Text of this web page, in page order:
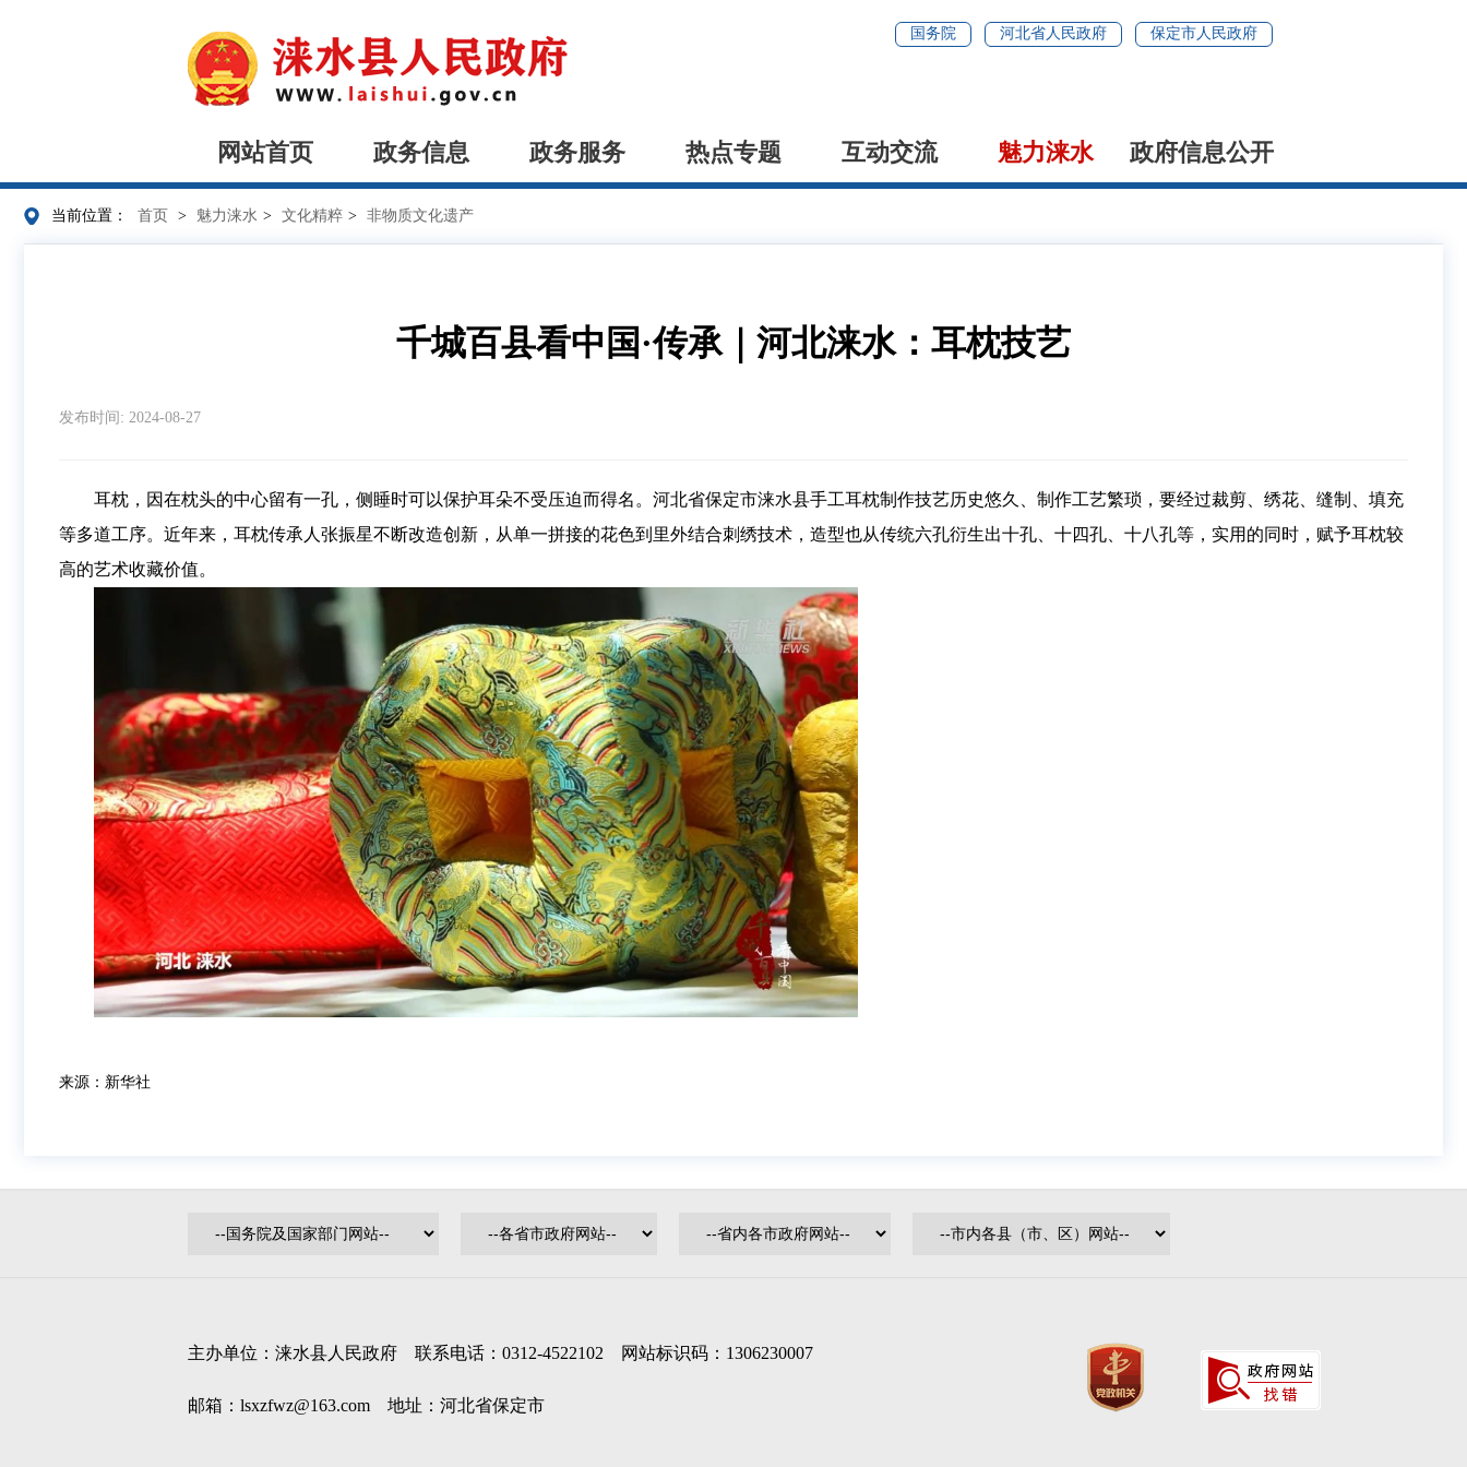
国务院 河北省人民政府 保定市人民政府
网站首页 政务信息 政务服务 热点专题 互动交流 魅力涞水 政府信息公开
当前位置： 首页 > 魅力涞水 > 文化精粹 > 非物质文化遗产
千城百县看中国·传承｜河北涞水：耳枕技艺
发布时间: 2024-08-27
耳枕，因在枕头的中心留有一孔，侧睡时可以保护耳朵不受压迫而得名。河北省保定市涞水县手工耳枕制作技艺历史悠久、制作工艺繁琐，要经过裁剪、绣花、缝制、填充
等多道工序。近年来，耳枕传承人张振星不断改造创新，从单一拼接的花色到里外结合刺绣技术，造型也从传统六孔衍生出十孔、十四孔、十八孔等，实用的同时，赋予耳枕较
高的艺术收藏价值。
来源：新华社
主办单位：涞水县人民政府 联系电话：0312-4522102 网站标识码：1306230007
邮箱：lsxzfwz@163.com 地址：河北省保定市